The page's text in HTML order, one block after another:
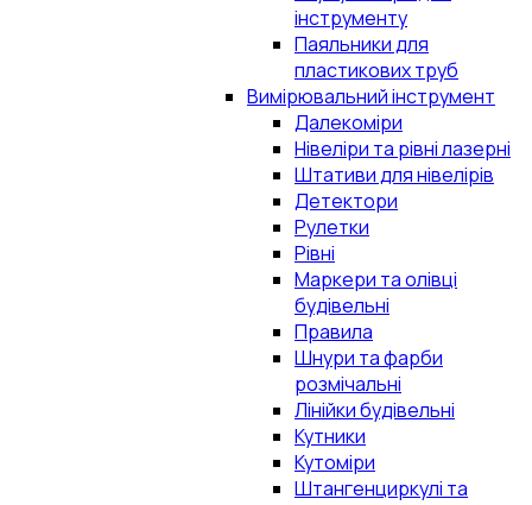
інструменту
Паяльники для
пластикових труб
Вимірювальний інструмент
Далекоміри
Нівеліри та рівні лазерні
Штативи для нівелірів
Детектори
Рулетки
Рівні
Маркери та олівці
будівельні
Правила
Шнури та фарби
розмічальні
Лінійки будівельні
Кутники
Кутоміри
Штангенциркулі та